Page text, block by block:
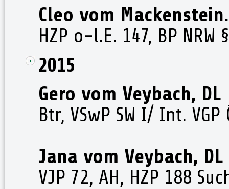
Cleo vom
HZP o-l.E. 147, BP NRW
2015
Gero vom Veybach, DL
Btr, VSwP SW I/ Int.
Jana vom Veybach, DL
VJP 72, AH, HZP 188